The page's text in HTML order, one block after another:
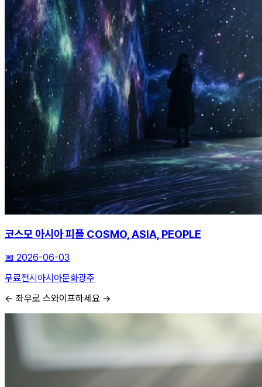
코스모 아시아 피플 COSMO, ASIA, PEOPLE
📅 2026-06-03
무료전시 아시아문화광주
← 좌우로 스와이프하세요 →